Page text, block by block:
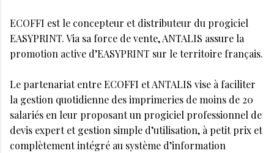
ECOFFI est le concepteur et distributeur du progiciel
EASYPRINT. Via sa force de vente, ANTALIS assure la
promotion active d’EASYPRINT sur le territoire français.
Le partenariat entre ECOFFI et ANTALIS vise à faciliter
la gestion quotidienne des imprimeries de moins de 20
salariés en leur proposant un progiciel professionnel de
devis expert et gestion simple d’utilisation, à petit prix et
complètement intégré au système d’information